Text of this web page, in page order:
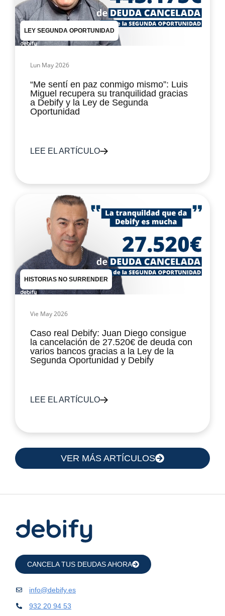
LEY SEGUNDA OPORTUNIDAD
Lun May 2026
“Me sentí en paz conmigo mismo”: Luis
Miguel recupera su tranquilidad gracias
a Debify y la Ley de Segunda
Oportunidad
LEE EL ARTÍCULO
HISTORIAS NO SURRENDER
Vie May 2026
Caso real Debify: Juan Diego consigue
la cancelación de 27.520€ de deuda con
varios bancos gracias a la Ley de la
Segunda Oportunidad y Debify
LEE EL ARTÍCULO
VER MÁS ARTÍCULOS
CANCELA TUS DEUDAS AHORA
info@debify.es
932 20 94 53